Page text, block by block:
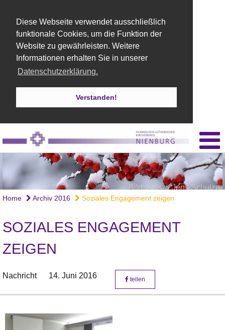
Diese Webseite verwendet ausschließlich
funktionale Cookies, um die Funktion der
Website zu gewährleisten. Weitere
Informationen erhalten Sie in unserer
Datenschutzerklärung.
Verstanden!
Bild: emsz / Jens Schulze
Home Archiv 2016 Soziales Engagement zeigen
SOZIALES ENGAGEMENT
ZEIGEN
Nachricht 14. Juni 2016 teilen